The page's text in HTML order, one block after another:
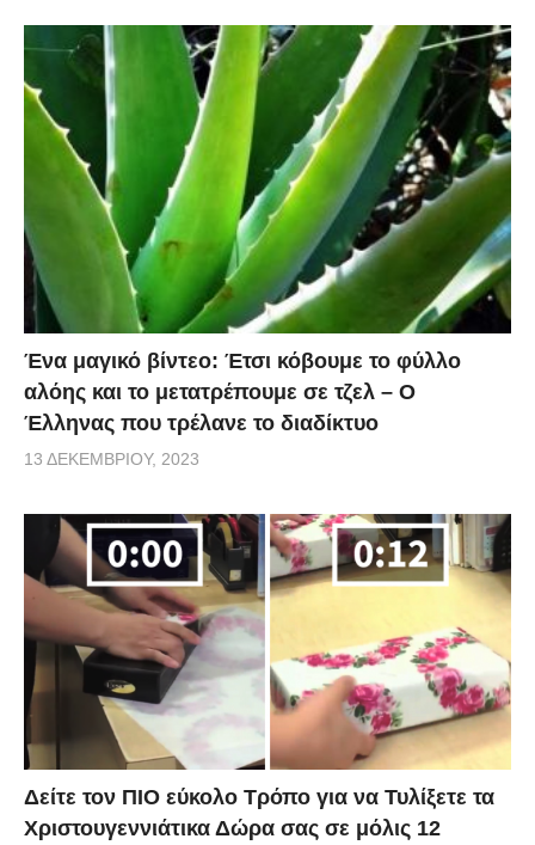
Ένα μαγικό βίντεο: Έτσι κόβουμε το φύλλο
αλόης και το μετατρέπουμε σε τζελ – O
Έλληνας που τρέλανε το διαδίκτυο
13 ΔΕΚΕΜΒΡΊΟΥ, 2023
Δείτε τον ΠΙΟ εύκολο Τρόπο για να Τυλίξετε τα
Χριστουγεννιάτικα Δώρα σας σε μόλις 12